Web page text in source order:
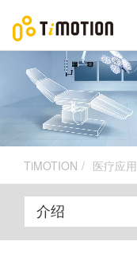
TiMOTION 医疗应用